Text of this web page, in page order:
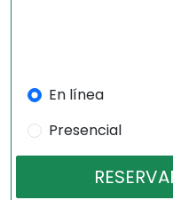
En línea
Presencial